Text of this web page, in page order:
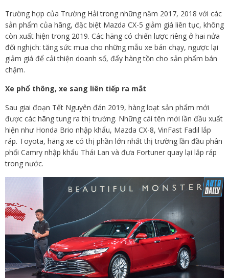
Trường hợp của Trường Hải trong những năm 2017, 2018 với các
sản phẩm của hãng, đặc biệt Mazda CX-5 giảm giá liên tục, không
còn xuất hiện trong 2019. Các hãng có chiến lược riêng ở hai nửa
đối nghịch: tăng sức mua cho những mẫu xe bán chạy, ngược lại
giảm giá để cải thiện doanh số, đẩy hàng tồn cho sản phẩm bán
chậm.
Xe phổ thông, xe sang liên tiếp ra mắt
Sau giai đoạn Tết Nguyên đán 2019, hàng loạt sản phẩm mới
được các hãng tung ra thị trường. Những cái tên mới lần đầu xuất
hiện như Honda Brio nhập khẩu, Mazda CX-8, VinFast Fadil lắp
ráp. Toyota, hãng xe có thị phần lớn nhất thị trường lần đầu phân
phối Camry nhập khẩu Thái Lan và đưa Fortuner quay lại lắp ráp
trong nước.